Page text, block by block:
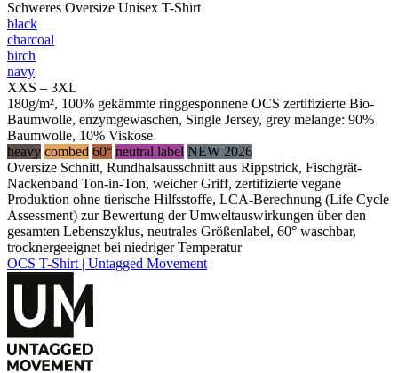
Schweres Oversize Unisex T-Shirt
black
charcoal
birch
navy
XXS – 3XL
180g/m², 100% gekämmte ringgesponnene OCS zertifizierte Bio-
Baumwolle, enzymgewaschen, Single Jersey, grey melange: 90%
Baumwolle, 10% Viskose
heavy combed 60° neutral label NEW 2026
Oversize Schnitt, Rundhalsausschnitt aus Rippstrick, Fischgrät-
Nackenband Ton-in-Ton, weicher Griff, zertifizierte vegane
Produktion ohne tierische Hilfsstoffe, LCA-Berechnung (Life Cycle
Assessment) zur Bewertung der Umweltauswirkungen über den
gesamten Lebenszyklus, neutrales Größenlabel, 60° waschbar,
trocknergeeignet bei niedriger Temperatur
OCS T-Shirt | Untagged Movement